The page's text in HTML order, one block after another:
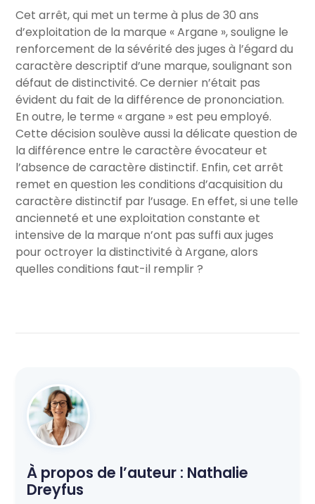
Cet arrêt, qui met un terme à plus de 30 ans
d’exploitation de la marque « Argane », souligne le
renforcement de la sévérité des juges à l’égard du
caractère descriptif d’une marque, soulignant son
défaut de distinctivité. Ce dernier n’était pas
évident du fait de la différence de prononciation.
En outre, le terme « argane » est peu employé.
Cette décision soulève aussi la délicate question de
la différence entre le caractère évocateur et
l’absence de caractère distinctif. Enfin, cet arrêt
remet en question les conditions d’acquisition du
caractère distinctif par l’usage. En effet, si une telle
ancienneté et une exploitation constante et
intensive de la marque n’ont pas suffi aux juges
pour octroyer la distinctivité à Argane, alors
quelles conditions faut-il remplir ?
À propos de l’auteur : Nathalie
Dreyfus